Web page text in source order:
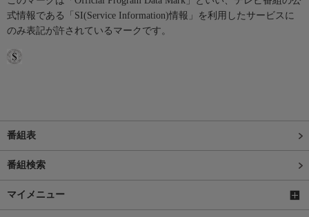
式情報である「SI(Service Information)情報」を利用したサービスに
のみ表記が許されているマークです。
番組表
番組検索
マイメニュー